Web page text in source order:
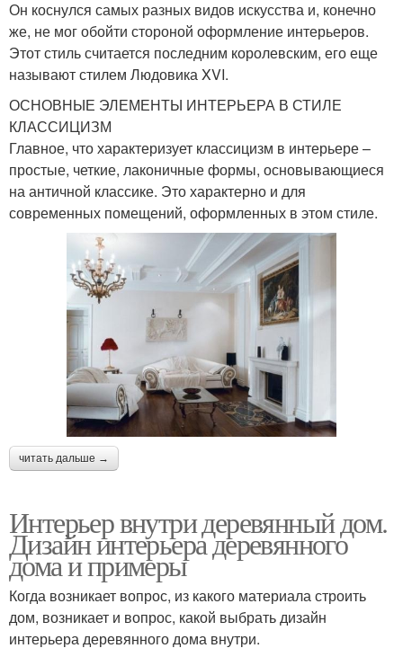
Он коснулся самых разных видов искусства и, конечно
же, не мог обойти стороной оформление интерьеров.
Этот стиль считается последним королевским, его еще
называют стилем Людовика XVI.
ОСНОВНЫЕ ЭЛЕМЕНТЫ ИНТЕРЬЕРА В СТИЛЕ
КЛАССИЦИЗМ
Главное, что характеризует классицизм в интерьере –
простые, четкие, лаконичные формы, основывающиеся
на античной классике. Это характерно и для
современных помещений, оформленных в этом стиле.
читать дальше →
Интерьер внутри деревянный дом.
Дизайн интерьера деревянного
дома и примеры
Когда возникает вопрос, из какого материала строить
дом, возникает и вопрос, какой выбрать дизайн
интерьера деревянного дома внутри.